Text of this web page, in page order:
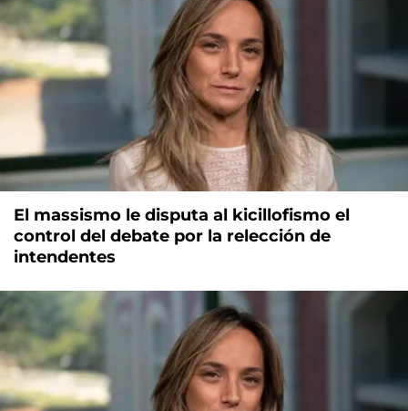
El massismo le disputa al kicillofismo el
control del debate por la relección de
intendentes